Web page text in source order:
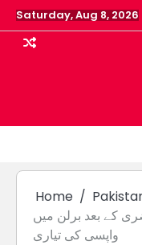
Skip
to
content
Saturday, Aug 8, 2026
Home
کے بعد برلن میں
واپسی کی تیاری